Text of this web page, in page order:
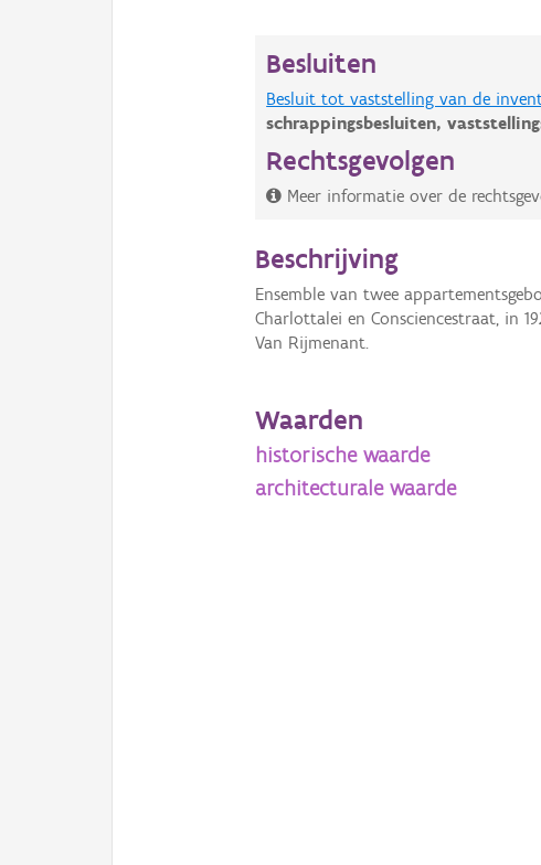
Besluiten
Besluit tot vaststelling van de
schrappingsbesluiten,
Rechtsgevolgen
Meer informatie over de
Beschrijving
Ensemble van twee
Charlottalei en Consciencestraat, in
Van Rijmenant.
Waarden
historische waarde
architecturale waarde